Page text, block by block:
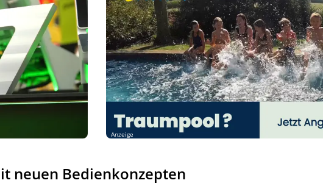
Anzeige
neuen Bedienkonzepten